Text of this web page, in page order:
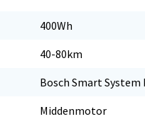
400Wh
40-80km
Bosch Smart System
Middenmotor